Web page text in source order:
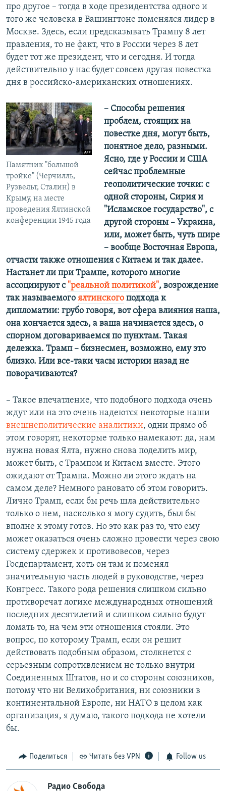
про другое – тогда в ходе президентства одного и
того же человека в Вашингтоне поменялся лидер в
Москве. Здесь, если предсказывать Трампу 8 лет
правления, то не факт, что в России через 8 лет
будет тот же президент, что и сегодня. И тогда
действительно у нас будет совсем другая повестка
дня в российско-американских отношениях.
Памятник "большой
тройке" (Черчилль,
Рузвельт, Сталин) в
Крыму, на месте
проведения Ялтинской
конференции 1945 года
– Способы решения
проблем, стоящих на
повестке дня, могут быть,
понятное дело, разными.
Ясно, где у России и США
сейчас проблемные
геополитические точки: с
одной стороны, Сирия и
"Исламское государство", с
другой стороны – Украина,
или, может быть, чуть шире
– вообще Восточная Европа,
отчасти также отношения с Китаем и так далее.
Настанет ли при Трампе, которого многие
ассоциируют с "реальной политикой", возрождение
так называемого ялтинского подхода к
дипломатии: грубо говоря, вот сфера влияния наша,
она кончается здесь, а ваша начинается здесь, о
спорном договариваемся по пунктам. Такая
дележка. Трамп – бизнесмен, возможно, ему это
близко. Или все-таки часы истории назад не
поворачиваются?
– Такое впечатление, что подобного подхода очень
ждут или на это очень надеются некоторые наши
внешнеполитические аналитики, одни прямо об
этом говорят, некоторые только намекают: да, нам
нужна новая Ялта, нужно снова поделить мир,
может быть, с Трампом и Китаем вместе. Этого
ожидают от Трампа. Можно ли этого ждать на
самом деле? Немного рановато об этом говорить.
Лично Трамп, если бы речь шла действительно
только о нем, насколько я могу судить, был бы
вполне к этому готов. Но это как раз то, что ему
может оказаться очень сложно провести через свою
систему сдержек и противовесов, через
Госдепартамент, хоть он там и поменял
значительную часть людей в руководстве, через
Конгресс. Такого рода решения слишком сильно
противоречат логике международных отношений
последних десятилетий и слишком сильно будут
ломать то, на чем эти отношения стояли. Это
вопрос, по которому Трамп, если он решит
действовать подобным образом, столкнется с
серьезным сопротивлением не только внутри
Соединенных Штатов, но и со стороны союзников,
потому что ни Великобритания, ни союзники в
континентальной Европе, ни НАТО в целом как
организация, я думаю, такого подхода не хотели
бы.
Поделиться Читать без VPN Follow us
Радио Свобода